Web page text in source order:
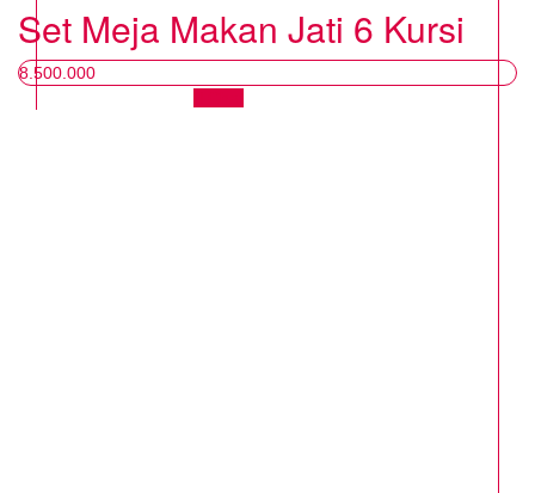
Set Meja Makan Jati 6 Kursi
8.500.000